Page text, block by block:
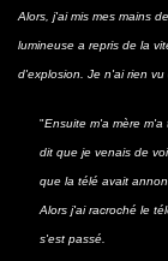
Alors, j'ai mis mes mains
lumineuse a repris de la
d'explosion. Je n'ai rien
"Ensuite m'a mère
dit que je venais de
que la télé avait
Alors j'ai racroché le
s'est passé.